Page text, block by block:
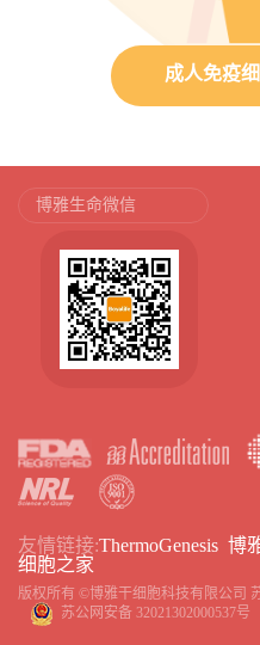
成人免疫
博雅生命微信
友情链接:ThermoGenesis 博
细胞之家
版权所有 ©博雅干细胞科技有限公司
苏公网安备 32021302000537号